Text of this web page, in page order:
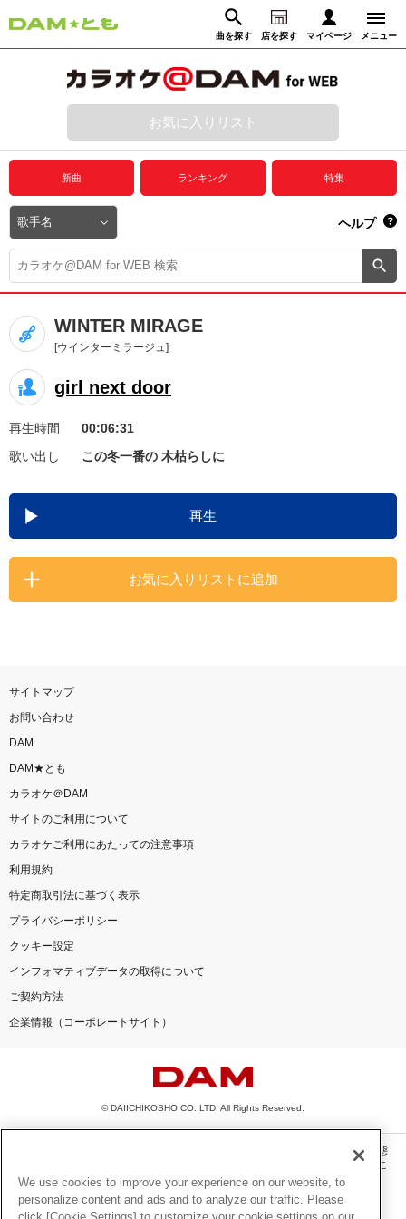
曲を探す 店を探す マイページ メニュー
動画からさがす 録音からさがす
ログイン
プレミアムサービス
DAM★とも動画
DAM★とも録音
カラオケ＠DAM
ユーザー検索
キャンペーン
お知らせ よくあるご質問
DAMの新曲・ランキングなど
カラオケ最新情報をチェック！
お気に入りリスト
新曲 ランキング 特集
ヘルプ
WINTER MIRAGE
[ウインターミラージュ]
girl next door
再生時間
00:06:31
歌い出し
この冬一番の 木枯らしに
再生
お気に入りリストに追加
サイトマップ
お問い合わせ
DAM
DAM★とも
カラオケ＠DAM
サイトのご利用について
カラオケご利用にあたっての注意事項
利用規約
特定商取引法に基づく表示
プライバシーポリシー
クッキー設定
インフォマティブデータの取得について
ご契約方法
企業情報（コーポレートサイト）
© DAIICHIKOSHO CO.,LTD. All Rights Reserved.
このサイトに掲載されている一切の文章・画像・写真・動画・音声等を、手段や形態
を問わず、著作権法の定める範囲を超えて無断で複製、転載、ファイル化などするこ
とを禁じます。
楽曲及びコンテンツは、機種によりご利用いただけない場合があります。
We use cookies to improve your experience on our website, to
personalize content and ads and to analyze our traffic. Please